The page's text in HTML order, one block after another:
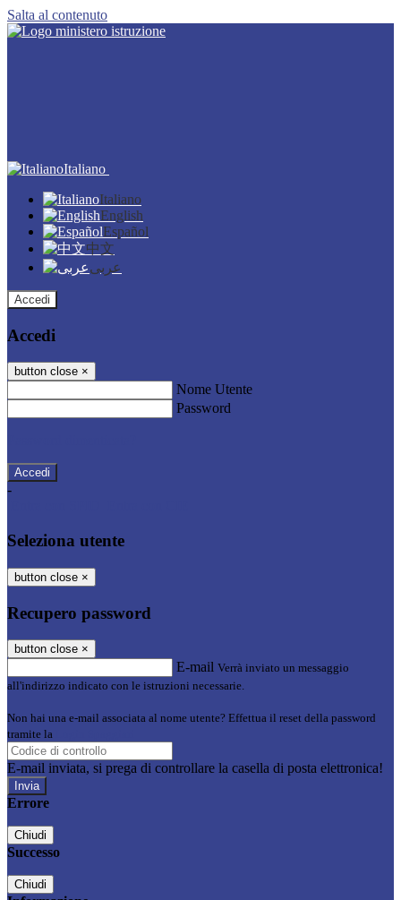
Salta al contenuto
Italiano
Italiano
English
Español
中文
عربى
Accedi
Accedi
button close ×
Nome Utente
Password
-
Seleziona utente
button close ×
Recupero password
button close ×
E-mail Verrà inviato un messaggio
all'indirizzo indicato con le istruzioni necessarie.
Non hai una e-mail associata al nome utente? Effettua il reset della password
tramite la
E-mail inviata, si prega di controllare la casella di posta elettronica!
Errore
Chiudi
Successo
Chiudi